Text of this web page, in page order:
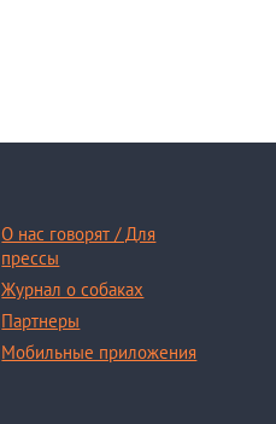
О нас говорят / Для
прессы
Журнал о собаках
Партнеры
Мобильные приложения